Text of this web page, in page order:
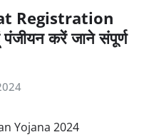
Registration
करें जाने संपूर्ण